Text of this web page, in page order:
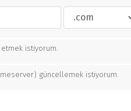
etmek istiyorum.
güncellemek istiyorum.